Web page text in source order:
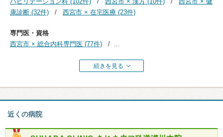
康診断 (32件)
西宮市 × 在宅医療 (23件)
専門医・資格
西宮市 × 総合内科専門医 (77件)
...
続きを見る
近くの病院